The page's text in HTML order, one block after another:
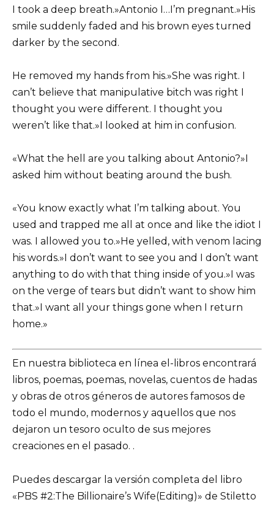
I took a deep breath.»Antonio I…I’m pregnant.»His
smile suddenly faded and his brown eyes turned
darker by the second.
He removed my hands from his.»She was right. I
can’t believe that manipulative bitch was right I
thought you were different. I thought you
weren’t like that.»I looked at him in confusion.
«What the hell are you talking about Antonio?»I
asked him without beating around the bush.
«You know exactly what I’m talking about. You
used and trapped me all at once and like the idiot I
was. I allowed you to.»He yelled, with venom lacing
his words.»I don’t want to see you and I don’t want
anything to do with that thing inside of you.»I was
on the verge of tears but didn’t want to show him
that.»I want all your things gone when I return
home.»
En nuestra biblioteca en línea el-libros encontrará
libros, poemas, poemas, novelas, cuentos de hadas
y obras de otros géneros de autores famosos de
todo el mundo, modernos y aquellos que nos
dejaron un tesoro oculto de sus mejores
creaciones en el pasado. .
Puedes descargar la versión completa del libro
«PBS #2:The Billionaire’s Wife(Editing)» de Stiletto